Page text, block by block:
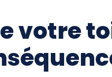
votre